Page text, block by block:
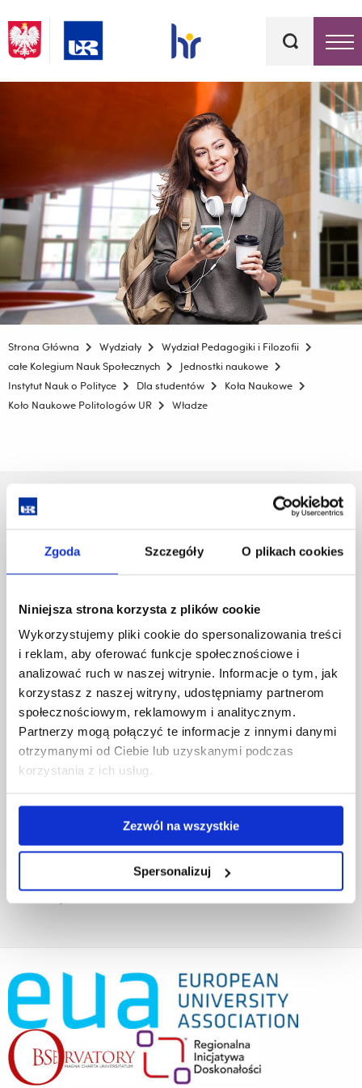
Zgoda Szczegóły O plikach cookies
Niniejsza strona korzysta z plików cookie
Wykorzystujemy pliki cookie do spersonalizowania treści
i reklam, aby oferować funkcje społecznościowe i
analizować ruch w naszej witrynie. Informacje o tym, jak
korzystasz z naszej witryny, udostępniamy partnerom
społecznościowym, reklamowym i analitycznym.
Partnerzy mogą połączyć te informacje z innymi danymi
otrzymanymi od Ciebie lub uzyskanymi podczas
korzystania z ich usług.
Zezwól na wszystkie
Spersonalizuj
kluczowe
Strona Główna Wydziały
Wydział Pedagogiki i Filozofii
całe Kolegium Nauk Społecznych
Jednostki naukowe
Instytut Nauk o Polityce
Dla studentów
Koła Naukowe
Koło Naukowe Politologów UR
Władze
35-959 Rzeszów
Pomiń
przejdź
do
treści
Biblioteka
Wydawnictwo
Covid info
Studia podyplomowe
Praca na UR
Zamówienia publiczne
Fundusze strukturalne
Projekty współfinansowane przez UE
Projekty realizowane z KPO
Domy studenta
Deklaracja dostępności cyfrowej